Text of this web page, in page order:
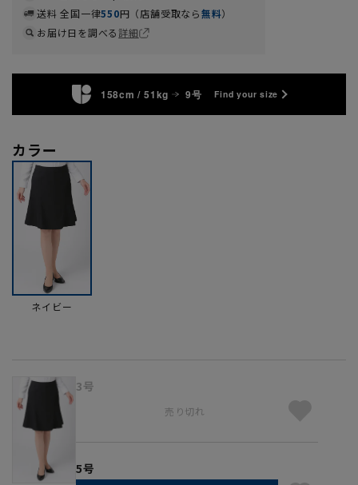
送料 全国一律550円（店舗受取なら無料）
お届け日を調べる詳細
158cm / 51kg 9号 Find your size
カラー
ネイビー
3号
売り切れ
5号